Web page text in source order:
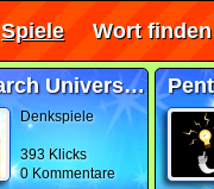
Spiele Wort finden
Word Search Universe Easter
Denkspiele
393 Klicks
0 Kommentare